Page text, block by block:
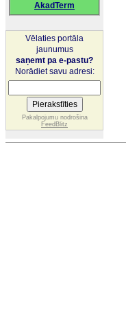
AkadTerm
Vēlaties portāla
jaunumus
saņemt pa e-pastu?
Norādiet savu adresi:
Pakalpojumu nodrošina
FeedBlitz